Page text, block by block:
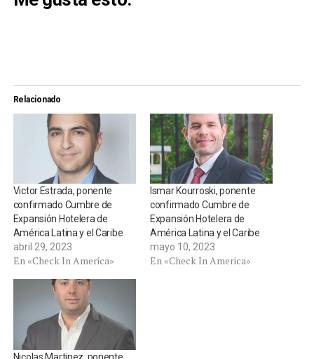
Relacionado
Victor Estrada, ponente
confirmado Cumbre de
Expansión Hotelera de
América Latina y el Caribe
abril 29, 2023
En «Check In America»
Ismar Kourroski, ponente
confirmado Cumbre de
Expansión Hotelera de
América Latina y el Caribe
mayo 10, 2023
En «Check In America»
Nicolas Martinez, ponente